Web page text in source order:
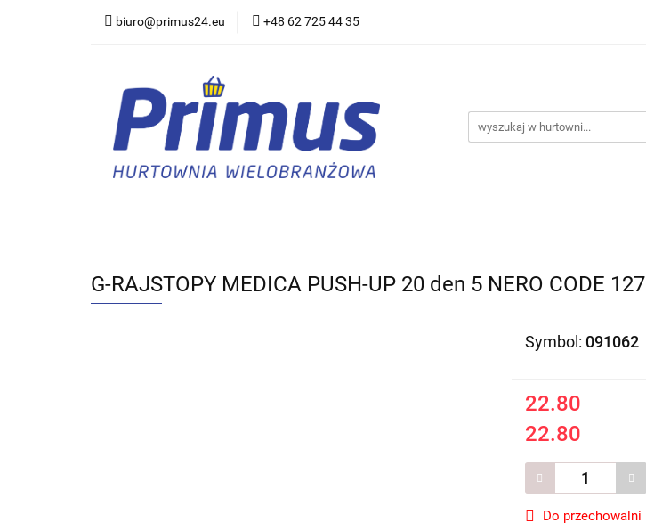
biuro@primus24.eu +48 62 725 44 35
Artykuły Szkolno-Biurowe
G-RAJSTOPY MEDICA PUSH-UP 20 den 5 NERO CODE 127
Symbol: 091062
22.80
22.80
Do przechowalni